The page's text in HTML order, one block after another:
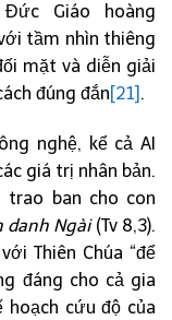
Giáo hoàng
tầm nhìn thiêng
mặt và diễn giải
đúng đắn[21] .
nghệ, kể cả AI
giá trị nhân bản.
trao ban cho con
danh Ngài (Tv 8,3).
Thiên Chúa “để
đáng cho cả gia
hoạch cứu độ của